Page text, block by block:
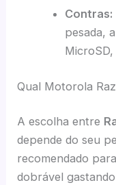
Contras:
pesada,
Qual Motorola
A escolha entre
depende do seu
recomendado
dobrável